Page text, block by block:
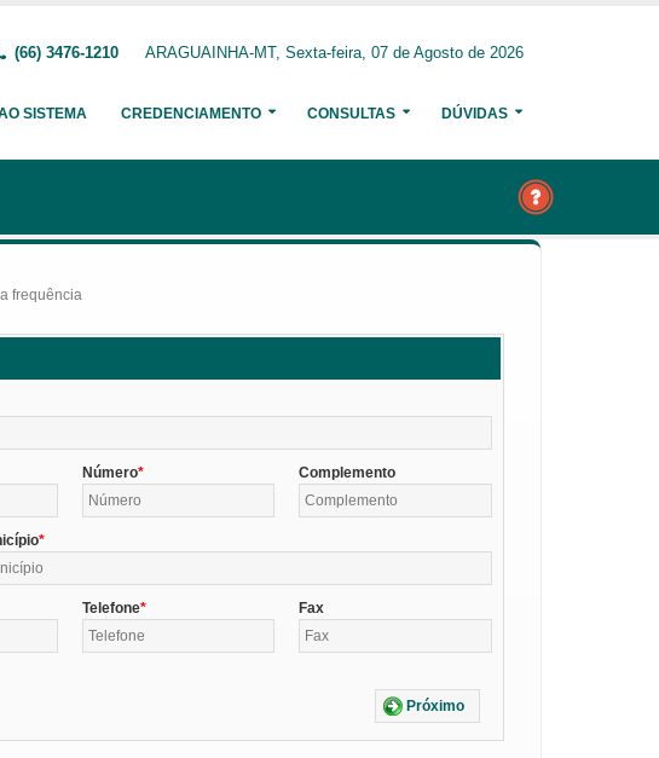
(66) 3476-1210 ARAGUAINHA-MT, Sexta-feira, 07 de Agosto de 2026
SISTEMA CREDENCIAMENTO CONSULTAS DÚVIDAS
frequência
Número Complemento
Telefone Fax
Próximo